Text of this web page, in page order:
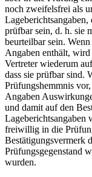
noch zweifelsfrei als
Lageberichtsangaben,
prüfbar sein, d. h. sie
beurteilbar sein.
Angaben enthält,
Vertreter wiederum
dass sie prüfbar sind.
Prüfungshemmnis
Angaben
und damit auf den
Lageberichtsangaben
freiwillig in die
Bestätigungsvermerk
Prüfungsgegenstand
wurden.